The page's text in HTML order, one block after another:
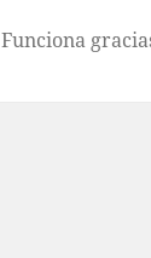
Funciona